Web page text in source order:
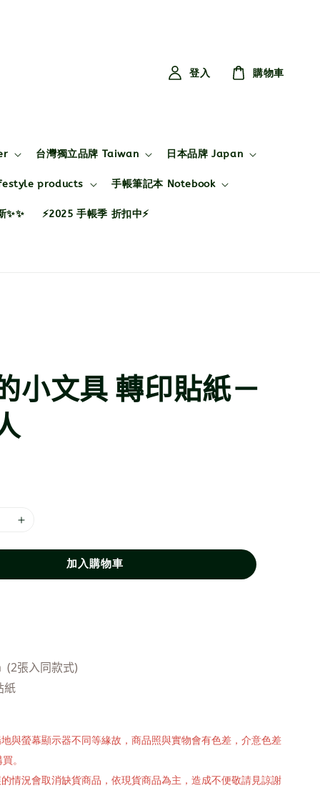
台灣獨立品牌 Taiwan 日本品牌 Japan
products 手帳筆記本 Notebook
✨✨ ⚡2025 手帳季 折扣中⚡
登入 購物車
小文具 轉印貼紙－
加入購物車
(2張入同款式)
紙
與螢幕顯示器不同等緣故，商品照與實物會有色差，介意色差
。
情況會取消缺貨商品，依現貨商品為主，造成不便敬請見諒謝